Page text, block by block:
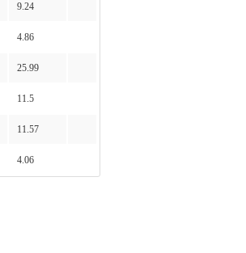
9.24
4.86
25.99
11.5
11.57
4.06